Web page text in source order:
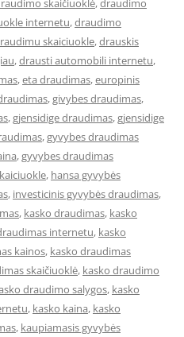
skaičiuoklė,draudimo
internetu,draudimo
skaiciuokle,drauskis
,drausti automobili internetu,
,eta draudimas,europinis
,givybes draudimas,
,gjensidige draudimas,gjensidige
,gyvybes draudimas
,gyvybes draudimas
, hansa gyvybės
, investicinis gyvybės draudimas,
, kasko draudimas, kasko
internetu, kasko
kainos, kasko draudimas
skaičiuoklė, kasko draudimo
draudimo salygos, kasko
, kasko kaina, kasko
, kaupiamasis gyvybės